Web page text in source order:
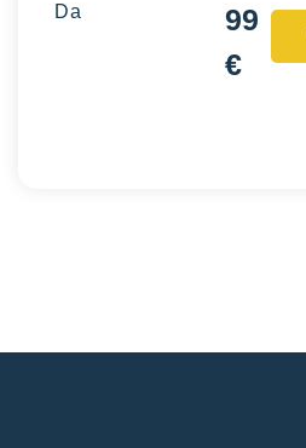
Da
99
€